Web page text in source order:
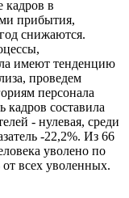
кадров в
прибытия,
снижаются.
имеют тенденцию
проведем
персонала
кадров составила
- нулевая, среди
-22,2%. Из 66
уволено по
всех уволенных.